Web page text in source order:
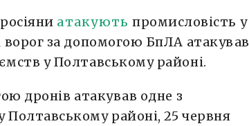
атакують промисловість у
ворог за допомогою БпЛА атакував
у Полтавському районі.
дронів атакував одне з
районі, 25 червня